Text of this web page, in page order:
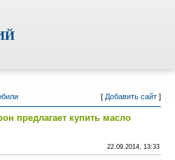
[ Добавить сайт]
предлагает купить масло
22.09.2014, 13:33